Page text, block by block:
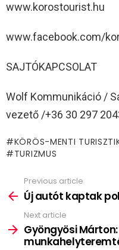
www.korostourist.hu
www.facebook.com/
SAJTÓKAPCSOLAT
Wolf Kommunikáció /
vezető /+36 30 297
KÖRÖS-MENTI
TURIZMUS
more
Previous article
Új autót kaptak
Next article
Gyöngyösi